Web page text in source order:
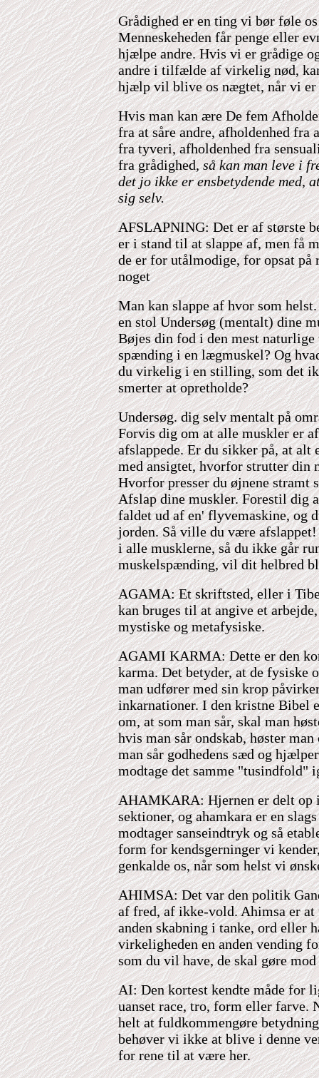
Grådighed er en ting vi bør føle
Menneskeheden får penge eller
hjælpe andre. Hvis vi er grådige
andre i tilfælde af virkelig nød,
hjælp vil blive os nægtet, når vi er
Hvis man kan ære De fem
fra at såre andre, afholdenhed fra
fra tyveri, afholdenhed fra
fra grådighed,så kan man leve i
det jo ikke er ensbetydende med,
sig selv.
AFSLAPNING: Det er af største
er i stand til at slappe af, men få
de er for utålmodige, for opsat på
noget
Man kan slappe af hvor som
en stol Undersøg (mentalt) dine
Bøjes din fod i den mest
spænding i en lægmuskel? Og
du virkelig i en stilling, som det
smerter at opretholde?
Undersøg. dig selv mentalt på
Forvis dig om at alle muskler er
afslappede. Er du sikker på, at alt
med ansigtet, hvorfor strutter din
Hvorfor presser du øjnene stramt
Afslap dine muskler. Forestil dig
faldet ud af en' flyvemaskine, og
jorden. Så ville du være
i alle musklerne, så du ikke går
muskelspænding, vil dit helbred
AGAMA: Et skriftsted, eller i
kan bruges til at angive et
mystiske og metafysiske.
AGAMI KARMA: Dette er den
karma. Det betyder, at de fysiske
man udfører med sin krop
inkarnationer. I den kristne Bibel
om, at som man sår, skal man
hvis man sår ondskab, høster
man sår godhedens sæd og
modtage det samme "tusindfold"
AHAMKARA: Hjernen er delt op
sektioner, og ahamkara er en slags
modtager sanseindtryk og så
form for kendsgerninger vi
genkalde os, når som helst vi
AHIMSA: Det var den politik
af fred, af ikke-vold. Ahimsa er at
anden skabning i tanke, ord eller
virkeligheden en anden vending
som du vil have, de skal gøre
AI: Den kortest kendte måde for
uanset race, tro, form eller farve.
helt at fuldkommengøre
behøver vi ikke at blive i denne
for rene til at være her.